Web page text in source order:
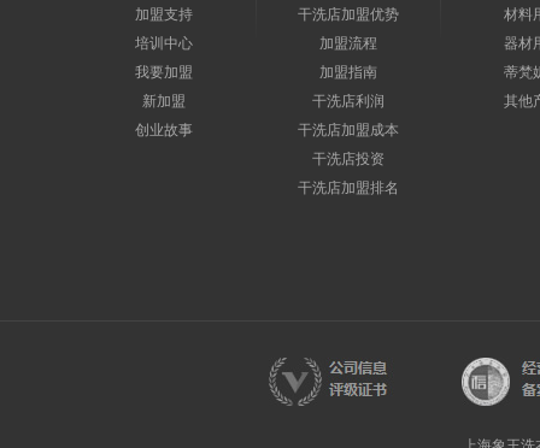
加盟支持
培训中心
我要加盟
新加盟
创业故事
干洗店加盟优势
加盟流程
加盟指南
干洗店利润
干洗店加盟成本
干洗店投资
干洗店加盟排名
材料
器材
蒂梵
其他